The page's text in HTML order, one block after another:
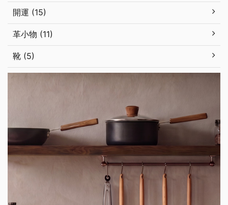
開運 (15)
革小物 (11)
靴 (5)